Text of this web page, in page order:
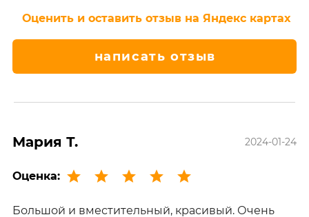
Оценить и оставить отзыв на Яндекс картах
написать отзыв
Мария Т. 2024-01-24
Оценка:
Большой и вместительный, красивый. Очень